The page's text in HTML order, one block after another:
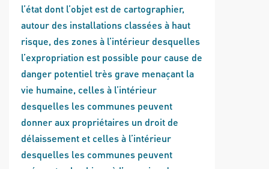
l’état dont l’objet est de cartographier,
autour des installations classées à haut
risque, des zones à l’intérieur desquelles
l’expropriation est possible pour cause de
danger potentiel très grave menaçant la
vie humaine, celles à l’intérieur
desquelles les communes peuvent
donner aux propriétaires un droit de
délaissement et celles à l’intérieur
desquelles les communes peuvent